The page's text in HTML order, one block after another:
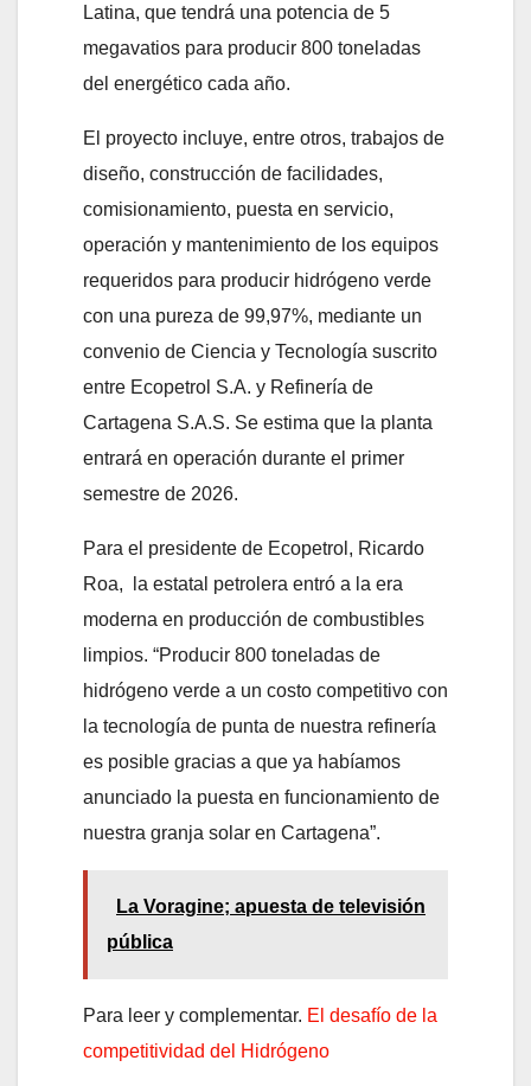
Latina, que tendrá una potencia de 5
megavatios para producir 800 toneladas
del energético cada año.
El proyecto incluye, entre otros, trabajos de
diseño, construcción de facilidades,
comisionamiento, puesta en servicio,
operación y mantenimiento de los equipos
requeridos para producir hidrógeno verde
con una pureza de 99,97%, mediante un
convenio de Ciencia y Tecnología suscrito
entre Ecopetrol S.A. y Refinería de
Cartagena S.A.S. Se estima que la planta
entrará en operación durante el primer
semestre de 2026.
Para el presidente de Ecopetrol, Ricardo
Roa, la estatal petrolera entró a la era
moderna en producción de combustibles
limpios. “Producir 800 toneladas de
hidrógeno verde a un costo competitivo con
la tecnología de punta de nuestra refinería
es posible gracias a que ya habíamos
anunciado la puesta en funcionamiento de
nuestra granja solar en Cartagena”.
La Voragine; apuesta de televisión
pública
Para leer y complementar. El desafío de la
competitividad del Hidrógeno